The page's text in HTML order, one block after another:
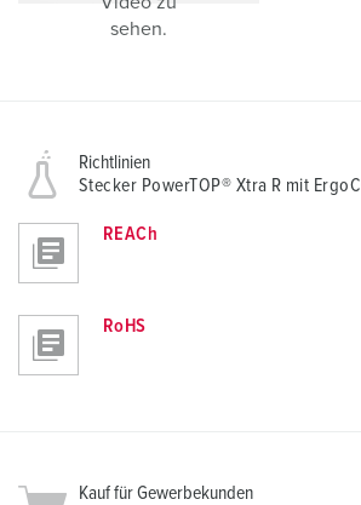
sehen.
Richtlinien
Stecker PowerTOP® Xtra R mit
REACh
RoHS
Kauf für Gewerbekunden